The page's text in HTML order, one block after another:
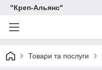
"Креп-Альянс"
Товари та послуги